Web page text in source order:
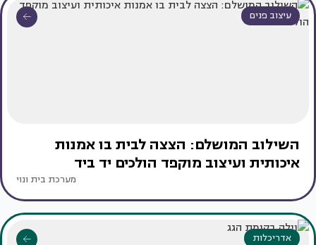
עיצוב פנים
השילוב המושלם: הצצה לבית בו אמנות
איכותית ועיצוב מוקפד הולכים יד ביד
מערכת בית ונוי
אדריכלות